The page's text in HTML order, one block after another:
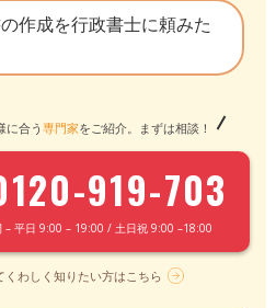
作成を行政書士に頼みた
に合う 専門家をご紹介。まずは相談！
919-703
– 平日 9:00 – 19:00 / 土日祝 9:00 –18:00
くわしく知りたい方はこちら